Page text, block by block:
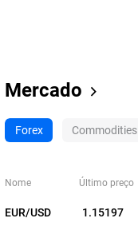
Mercado
Forex Commodities
Nome Último preço
EUR/USD 1.15222